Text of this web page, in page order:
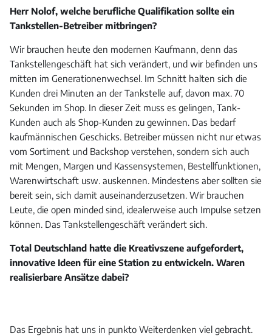
Herr Nolof, welche berufliche Qualifikation sollte ein
Tankstellen-Betreiber mitbringen?
Wir brauchen heute den modernen Kaufmann, denn das
Tankstellengeschäft hat sich verändert, und wir befinden uns
mitten im Generationenwechsel. Im Schnitt halten sich die
Kunden drei Minuten an der Tankstelle auf, davon max. 70
Sekunden im Shop. In dieser Zeit muss es gelingen, Tank-
Kunden auch als Shop-Kunden zu gewinnen. Das bedarf
kaufmännischen Geschicks. Betreiber müssen nicht nur etwas
vom Sortiment und Backshop verstehen, sondern sich auch
mit Mengen, Margen und Kassensystemen, Bestellfunktionen,
Warenwirtschaft usw. auskennen. Mindestens aber sollten sie
bereit sein, sich damit auseinanderzusetzen. Wir brauchen
Leute, die open minded sind, idealerweise auch Impulse setzen
können. Das Tankstellengeschäft verändert sich.
Total Deutschland hatte die Kreativszene aufgefordert,
innovative Ideen für eine Station zu entwickeln. Waren
realisierbare Ansätze dabei?
Das Ergebnis hat uns in punkto Weiterdenken viel gebracht.